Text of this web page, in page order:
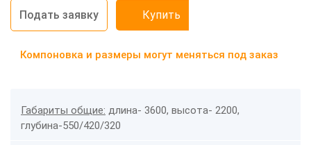
Подать заявку Купить
Компоновка и размеры могут меняться под заказ
Габариты общие: длина- 3600, высота- 2200,
глубина-550/420/320